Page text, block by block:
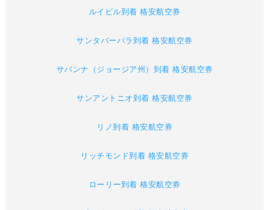
ルイビル到着 格安航空券
サンタバーバラ到着 格安航空券
サバンナ（ジョージア州）到着 格安航空券
サンアントニオ到着 格安航空券
リノ到着 格安航空券
リッチモンド到着 格安航空券
ローリー到着 格安航空券